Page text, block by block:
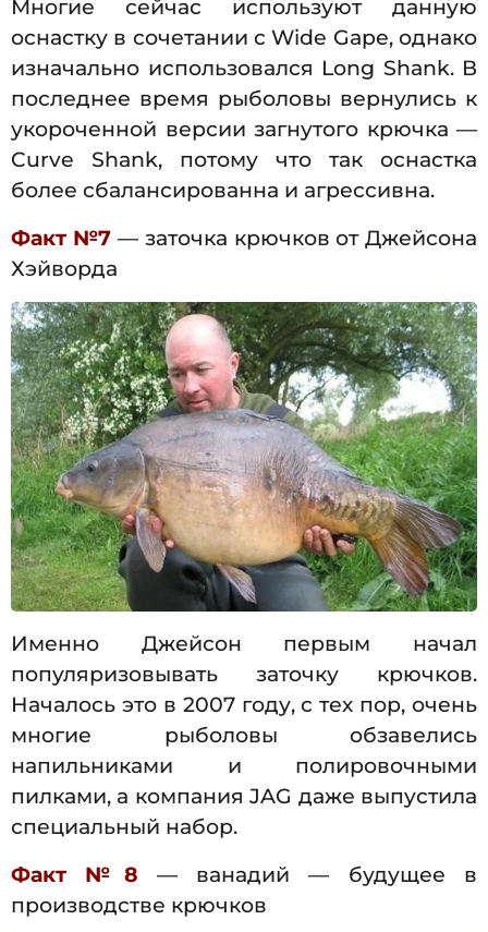
Многие сейчас используют данную
оснастку в сочетании с Wide Gape, однако
изначально использовался Long Shank. В
последнее время рыболовы вернулись к
укороченной версии загнутого крючка —
Curve Shank, потому что так оснастка
более сбалансированна и агрессивна.
Факт №7 — заточка крючков от Джейсона
Хэйворда
Именно Джейсон первым начал
популяризовывать заточку крючков.
Началось это в 2007 году, с тех пор, очень
многие рыболовы обзавелись
напильниками и полировочными
пилками, а компания JAG даже выпустила
специальный набор.
Факт №8 — ванадий — будущее в
производстве крючков